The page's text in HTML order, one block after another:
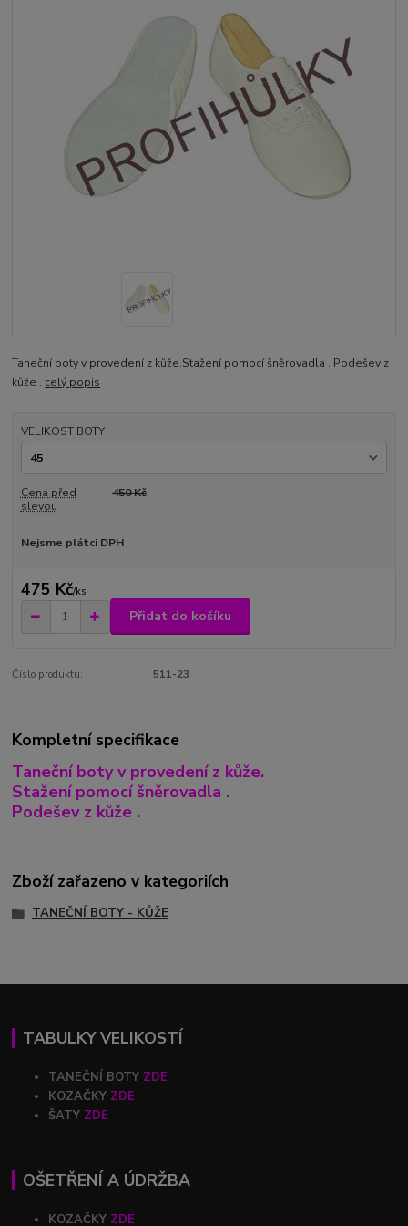
Taneční boty v provedení z kůže.Stažení pomocí šněrovadla . Podešev z
kůže . celý popis
VELIKOST BOTY
Cena před
slevou
450 Kč
Nejsme plátci DPH
475 Kč/ks
Přidat do košíku
Číslo produktu: 511-23
Kompletní specifikace
Taneční boty v provedení z kůže.
Stažení pomocí šněrovadla .
Podešev z kůže .
Zboží zařazeno v kategoriích
TANEČNÍ BOTY - KŮŽE
TABULKY VELIKOSTÍ
TANEČNÍ BOTY ZDE
KOZAČKY ZDE
ŠATY ZDE
OŠETŘENÍ A ÚDRŽBA
KOZAČKY ZDE